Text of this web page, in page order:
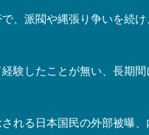
、派閥や縄張り争いを続
験したことが無い、長期
れる日本国民の外部被曝